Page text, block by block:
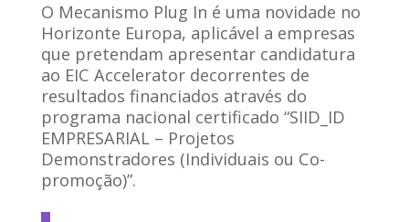
O Mecanismo Plug In é uma novidade no
Horizonte Europa, aplicável a empresas
que pretendam apresentar candidatura
ao EIC Accelerator decorrentes de
resultados financiados através do
programa nacional certificado “SIID_ID
EMPRESARIAL – Projetos
Demonstradores (Individuais ou Co-
promoção)”.